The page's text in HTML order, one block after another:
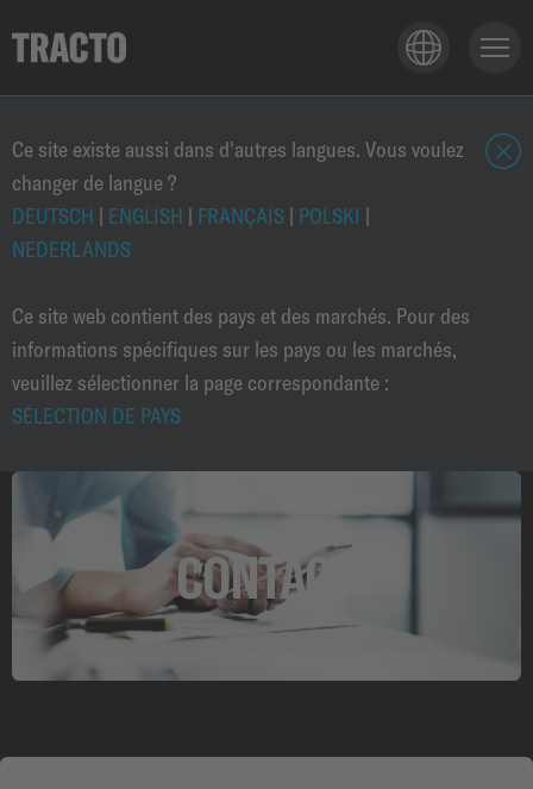
Ce site existe aussi dans d'autres langues. Vous voulez
changer de langue ?
DEUTSCH | ENGLISH | FRANÇAIS | POLSKI |
NEDERLANDS
Ce site web contient des pays et des marchés. Pour des
informations spécifiques sur les pays ou les marchés,
veuillez sélectionner la page correspondante :
SÉLECTION DE PAYS
TECHNOLOGIE
APPLICATIONS
PRODUITS
CARRIEÈRE
CONTACT